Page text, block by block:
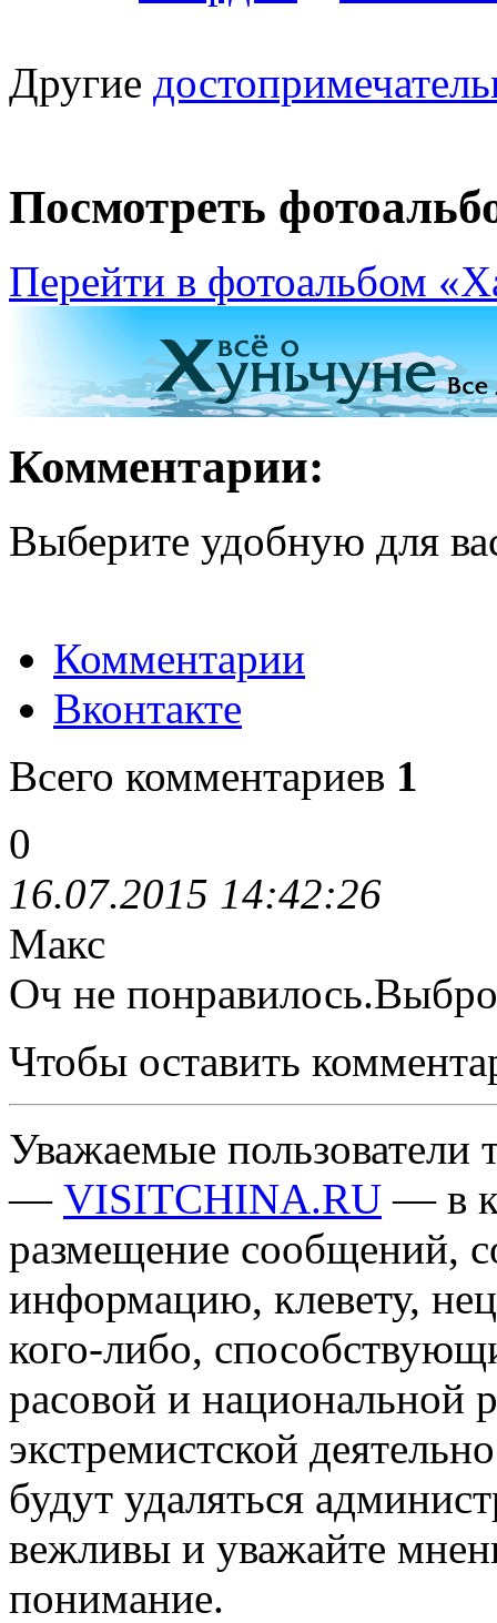
Другие
Посмотреть
Перейти в фотоальбом
Комментарии:
Выберите удобную для
Комментарии
Вконтакте
Всего комментариев 1
0
16.07.2015 14:42:26
Макс
Оч не
Чтобы оставить
Уважаемые пользователи
— VISITCHINA.RU — в
размещение сообщений,
информацию, клевету,
кого-либо,
расовой и национальной
экстремистской
будут удаляться
вежливы и уважайте
понимание.